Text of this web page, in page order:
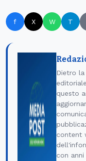
f X W T
Dietro
questo
content
con